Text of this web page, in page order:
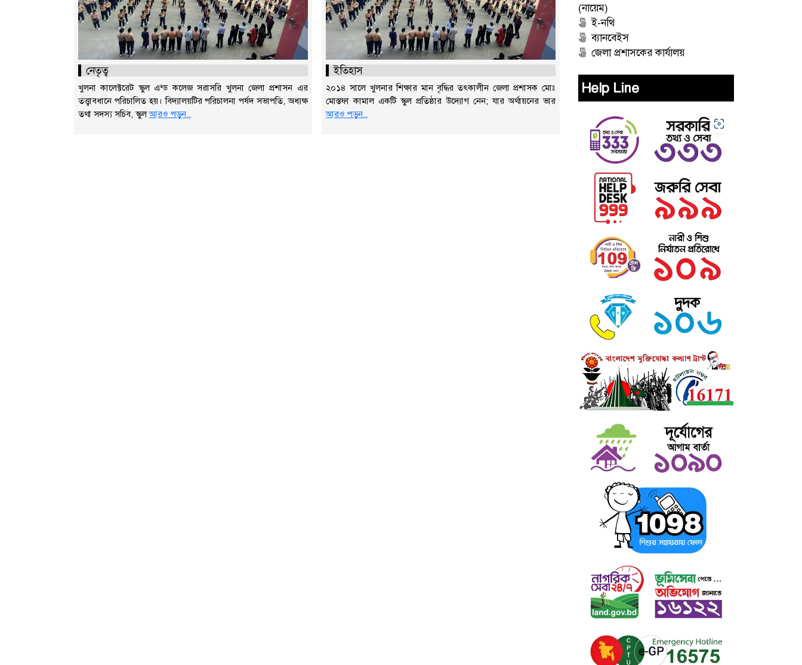
নেতৃত্ব
খুলনা কালেক্টরেট স্কুল এন্ড কলেজ সরাসরি খুলনা জেলা প্রশাসন এর
তত্ত্বাবধানে পরিচালিত হয়। বিদ্যালয়টির পরিচালনা পর্ষদ সভাপতি, অধ্যক্ষ
তথা সদস্য সচিব, স্কুলআরও পড়ুন..
ইতিহাস
২০১৪ সালে খুলনার শিক্ষার মান বৃদ্ধির তৎকালীন জেলা প্রশাসক মোঃ
মোস্তফা কামাল একটি স্কুল প্রতিষ্ঠার উদ্যোগ নেন; যার অর্থায়নের ভার
আরও পড়ুন..
(নায়েম)
ই-নথি
ব্যানবেইস
জেলা প্রশাসকের কার্যালয়
Help Line